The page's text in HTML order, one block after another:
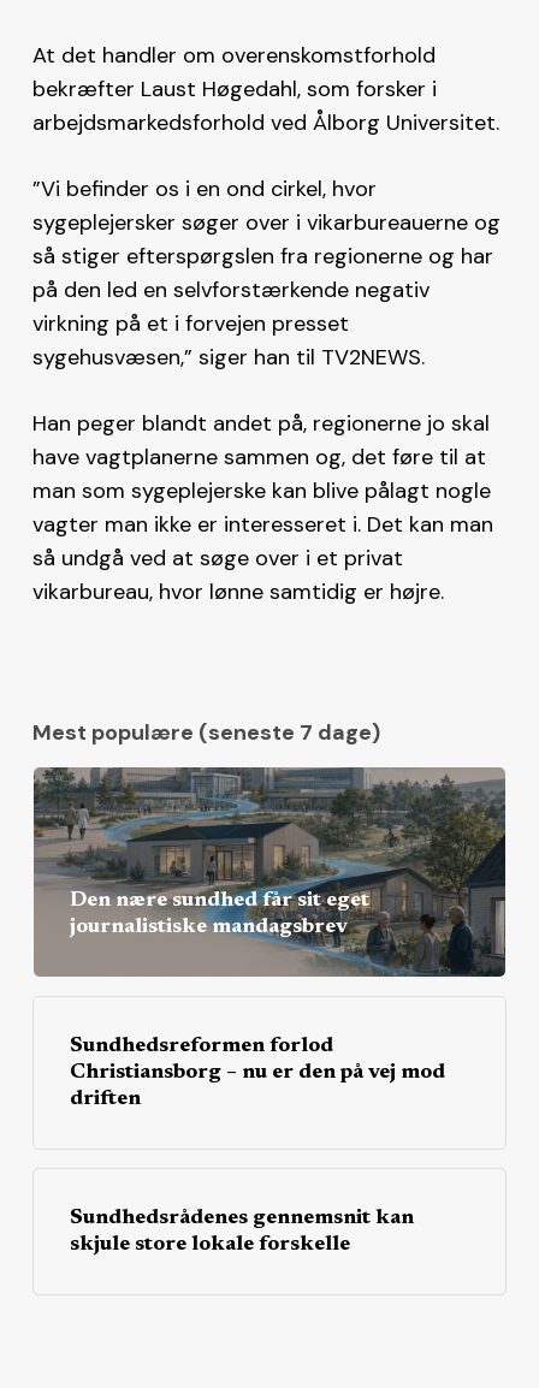
At det handler om overenskomstforhold
bekræfter Laust Høgedahl, som forsker i
arbejdsmarkedsforhold ved Ålborg Universitet.
”Vi befinder os i en ond cirkel, hvor
sygeplejersker søger over i vikarbureauerne og
så stiger efterspørgslen fra regionerne og har
på den led en selvforstærkende negativ
virkning på et i forvejen presset
sygehusvæsen,” siger han til TV2NEWS.
Han peger blandt andet på, regionerne jo skal
have vagtplanerne sammen og, det føre til at
man som sygeplejerske kan blive pålagt nogle
vagter man ikke er interesseret i. Det kan man
så undgå ved at søge over i et privat
vikarbureau, hvor lønne samtidig er højre.
Mest populære (seneste 7 dage)
Den nære sundhed får sit eget
journalistiske mandagsbrev
Sundhedsreformen forlod
Christiansborg – nu er den på vej mod
driften
Sundhedsrådenes gennemsnit kan
skjule store lokale forskelle